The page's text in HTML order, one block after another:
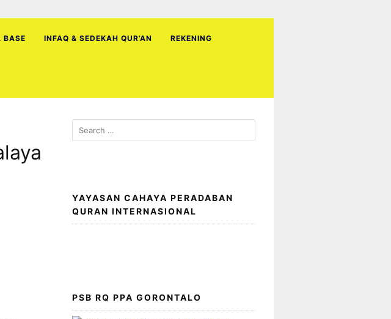
BASE INFAQ & SEDEKAH QUR’AN REKENING
Search
for:
YAYASAN CAHAYA PERADABAN
QURAN INTERNASIONAL
PSB RQ PPA GORONTALO